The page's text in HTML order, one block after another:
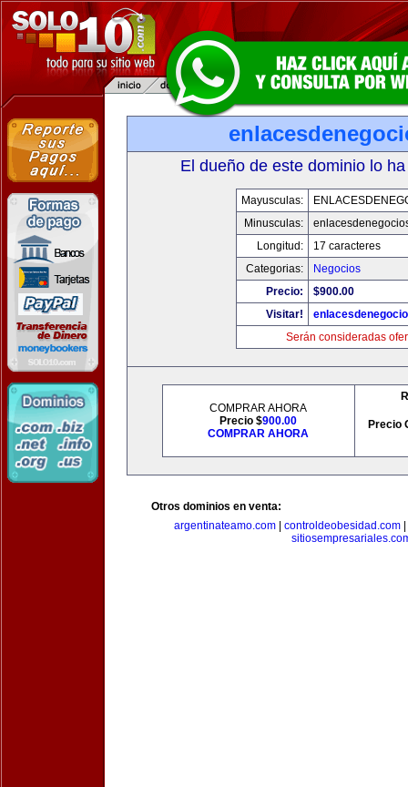
El dueño de este dominio lo
Mayusculas:
Minusculas:
Longitud:
17 caracteres
Categorias:
Negocios
Precio:
$900.00
Visitar!
Serán consideradas
COMPRAR AHORA
Precio $900.00
COMPRAR AHORA
Precio
Otros dominios en venta:
argentinateamo.com| controldeobesidad.com|